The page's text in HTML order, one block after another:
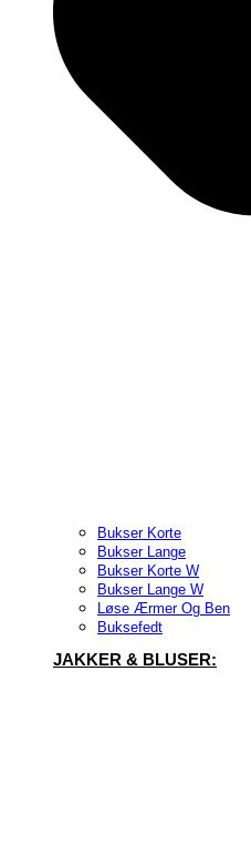
Bukser Korte
Bukser Lange
Bukser Korte W
Bukser Lange W
Løse Ærmer Og Ben
Buksefedt
JAKKER & BLUSER: